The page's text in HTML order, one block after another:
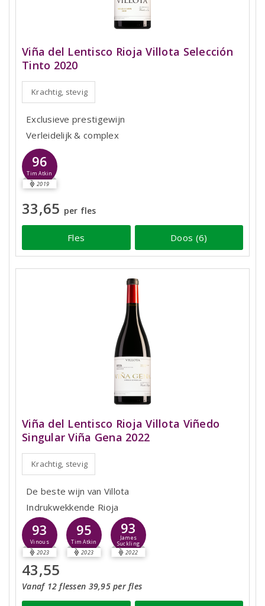
Viña del Lentisco Rioja Villota Selección
Tinto 2020
Krachtig, stevig
Exclusieve prestigewijn
Verleidelijk & complex
96
Tim Atkin
2019
33,65 per fles
Fles Doos (6)
Viña del Lentisco Rioja Villota Viñedo
Singular Viña Gena 2022
Krachtig, stevig
De beste wijn van Villota
Indrukwekkende Rioja
93
Vinous
2023
95
Tim Atkin
2023
93
James
Suckling
2022
43,55
Vanaf 12 flessen 39,95 per fles